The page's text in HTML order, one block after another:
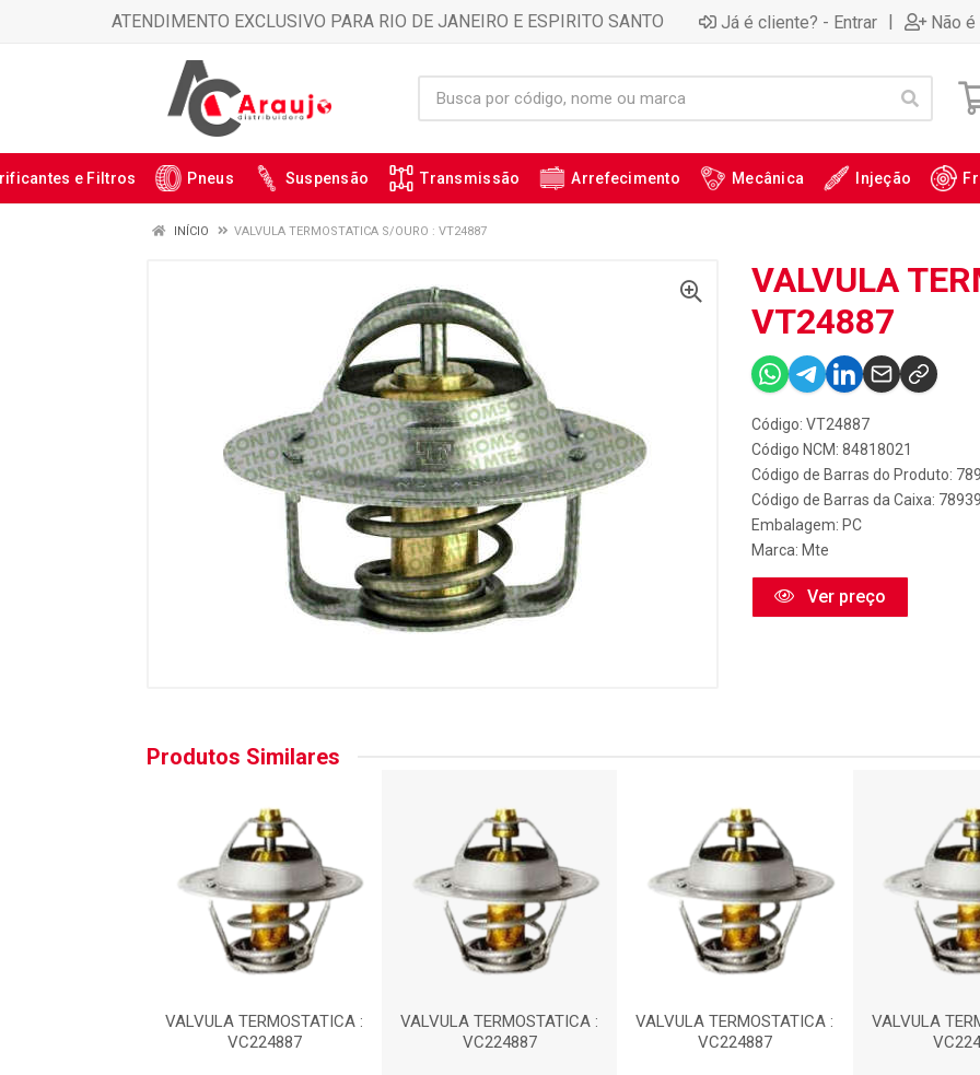
ATENDIMENTO EXCLUSIVO PARA RIO DE JANEIRO E ESPIRITO SANTO Já é cliente? - Entrar | Não
e Filtros Pneus Suspensão Transmissão Arrefecimento Mecânica Injeção
INÍCIO VALVULA TERMOSTATICA S/OURO : VT24887
VALVULA
VT24887
Código: VT24887
Código NCM: 84818021
Código de Barras do Produto:
Código de Barras da Caixa:
Embalagem: PC
Marca: Mte
Ver preço
Produtos Similares
VALVULA TERMOSTATICA :
VC224887
VALVULA TERMOSTATICA :
VC224887
VALVULA TERMOSTATICA :
VC224887
VALVULA